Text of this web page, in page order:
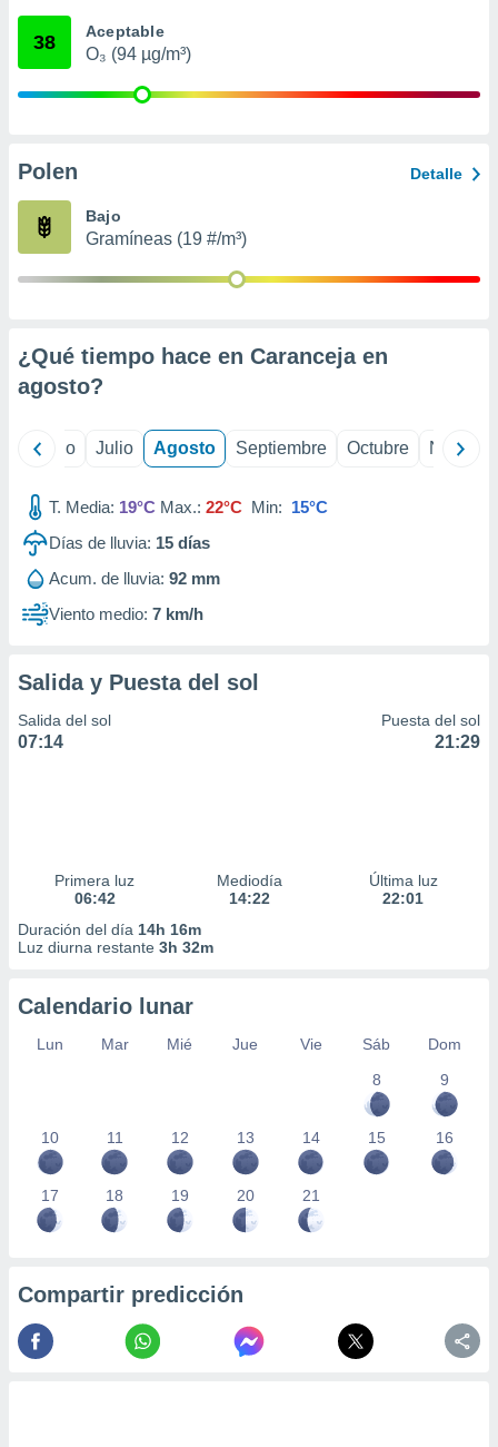
mediante
publicidad
de
38 Aceptable
O₃ (94 µg/m³)
Polen Detalle
Bajo
Gramíneas (19 #/m³)
¿Qué tiempo hace en Caranceja en
agosto?
Junio Julio Agosto Septiembre Octubre
T. Media: 19°C Max.: 22°C Min: 15°C
Días de lluvia: 15 días
Acum. de lluvia: 92 mm
Viento medio: 7 km/h
Salida y Puesta del sol
Salida del sol
07:14
Puesta del sol
21:29
Primera luz
06:42
Mediodía
14:22
Última luz
22:01
Duración del día 14h 16m
Luz diurna restante 3h 32m
Calendario lunar
Lun Mar Mié Jue Vie Sáb
Dom
8
9
10 11 12 13 14 15 16
17 18 19 20 21
Compartir predicción